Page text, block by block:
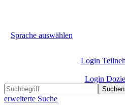
Sprache auswählen
Login
Login
Suchen
erweiterte Suche